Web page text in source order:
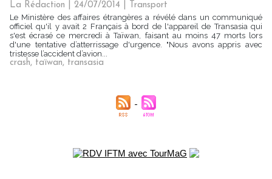
La Rédaction | 24/07/2014
Transport
Le Ministère des affaires étrangères a révélé dans un communiqué
officiel qu'il y avait 2 Français à bord de l'appareil de Transasia qui
s'est écrasé ce mercredi à Taïwan, faisant au moins 47 morts lors
d'une tentative d’atterrissage d'urgence. "Nous avons appris avec
tristesse l’accident d’avion...
crash, taïwan, transasia